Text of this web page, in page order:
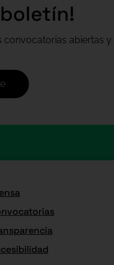
abiertas